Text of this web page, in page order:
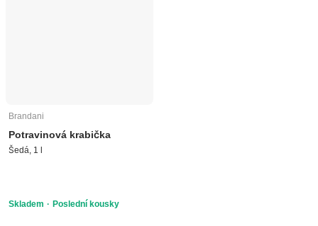
Brandani
Potravinová krabička
Šedá, 1 l
Skladem Poslední kousky